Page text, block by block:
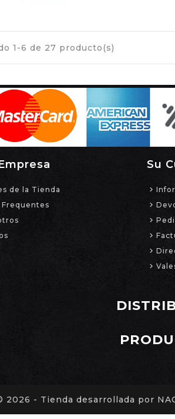
1-6 de 27 producto(s)
de la Tienda
Su
2026 - Tienda desarrollada por